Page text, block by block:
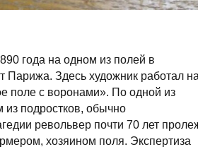
года на одном из полей в
Парижа. Здесь художник работал
поле с воронами». По одной из
подростков, обычно
револьвер почти 70 лет
хозяином поля. Экспертиза